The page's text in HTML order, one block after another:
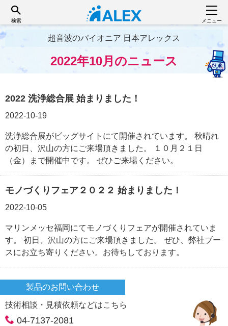
検索 メニュー
超音波のパイオニア 日本アレックス
2022年10月のニュース
2022 洗浄総合展 始まりました！
2022-10-19
洗浄総合展がビッグサイトにて開催されています。 秋晴れ
の初日、沢山の方にご来場頂きました。 １０月２１日
（金）まで開催中です。 ぜひご来場ください。
モノづくりフェア２０２２ 始まりました！
2022-10-05
マリンメッセ福岡にてモノづくりフェアが開催されていま
す。 初日、沢山の方にご来場頂きました。 ぜひ、弊社ブー
スにお立ち寄りください。お待ちしております。
製品のお問い合わせ
技術相談・見積依頼などはこちら
04-7137-2081